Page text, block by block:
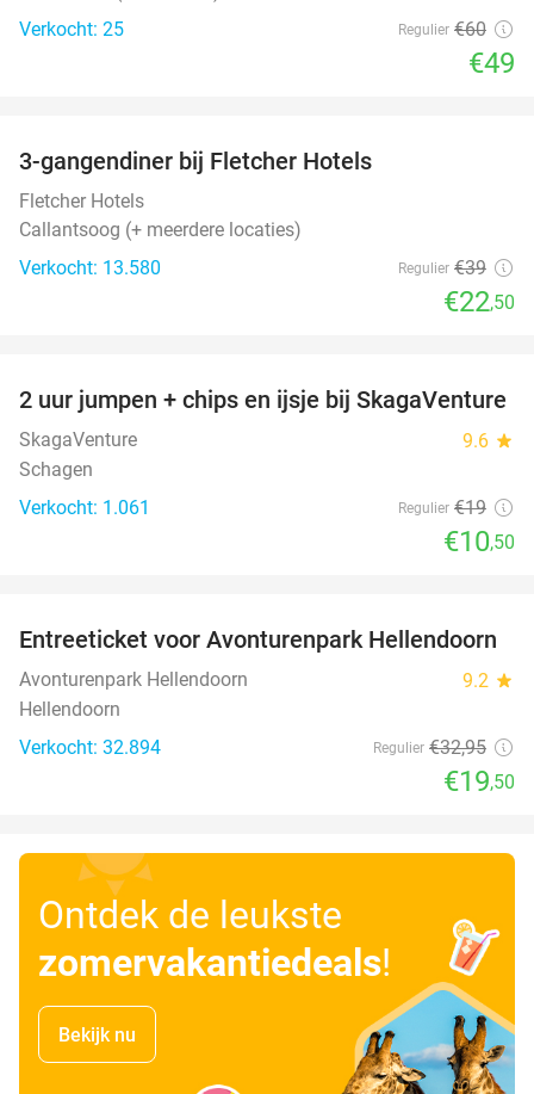
Verkocht: 25
Regulier €60
€49
3-gangendiner bij Fletcher Hotels
Fletcher Hotels
Callantsoog (+ meerdere locaties)
Verkocht: 13.580
Regulier €39
€22,50
45%
2 uur jumpen + chips en ijsje bij SkagaVenture
SkagaVenture 9.6 star
Schagen
Verkocht: 1.061
Regulier €19
€10,50
41%
Entreeticket voor Avonturenpark Hellendoorn
Avonturenpark Hellendoorn 9.2 star
Hellendoorn
Verkocht: 32.894
Regulier €32,95
€19,50
Ontdek de leukste
zomervakantiedeals!
Bekijk nu